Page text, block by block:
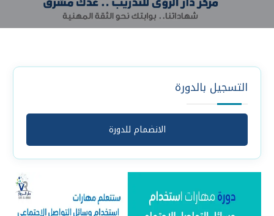
التسجيل بالدورة
الانضمام للدورة